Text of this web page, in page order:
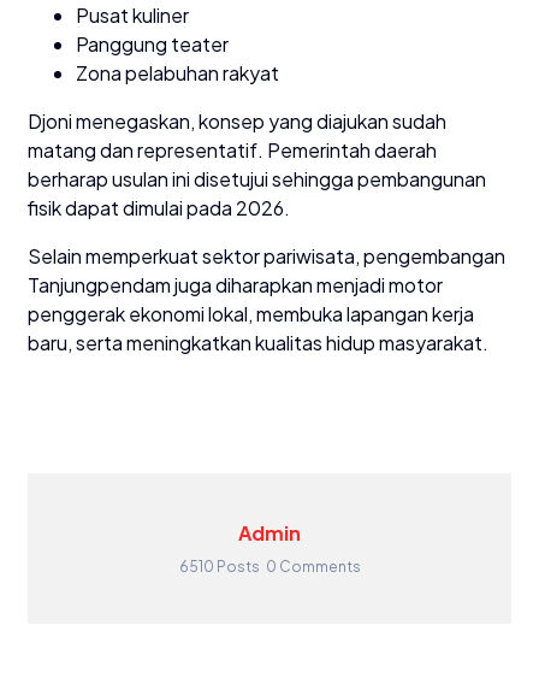
Pusat kuliner
Panggung teater
Zona pelabuhan rakyat
Djoni menegaskan, konsep yang diajukan sudah
matang dan representatif. Pemerintah daerah
berharap usulan ini disetujui sehingga pembangunan
fisik dapat dimulai pada 2026.
Selain memperkuat sektor pariwisata, pengembangan
Tanjungpendam juga diharapkan menjadi motor
penggerak ekonomi lokal, membuka lapangan kerja
baru, serta meningkatkan kualitas hidup masyarakat.
Admin
6510 Posts 0 Comments